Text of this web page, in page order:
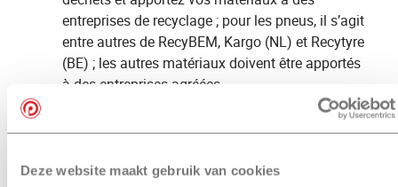
Deze website maakt gebruik van cookies
entreprises de recyclage ; pour les pneus, il s’agit
entre autres de RecyBEM, Kargo (NL) et Recytyre
(BE) ; les autres matériaux doivent être apportés
à des entreprises agréées.
Mise en décharge des déchets résiduels: